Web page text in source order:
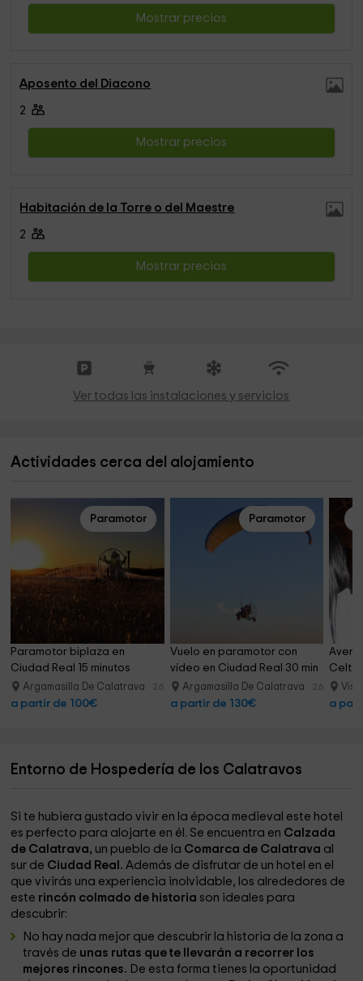
Mostrar precios
Aposento del Diacono
2
Mostrar precios
Habitación de la Torre o del Maestre
2
Mostrar precios
Ver todas las instalaciones y servicios
Actividades cerca del alojamiento
Paramotor
Paramotor biplaza en
Ciudad Real 15 minutos
Argamasilla De Calatrava 26.6 km
a partir de 100€
Paramotor
Vuelo en paramotor con
vídeo en Ciudad Real 30 min
Argamasilla De Calatrava 26.6 km
a partir de 130€
Celta
a
Entorno de Hospedería de los Calatravos
Si te hubiera gustado vivir en la época medieval este hotel
es perfecto para alojarte en él. Se encuentra en Calzada
de Calatrava, un pueblo de la Comarca de Calatrava al
sur de Ciudad Real. Además de disfrutar de un hotel en el
que vivirás una experiencia inolvidable, los alrededores de
este rincón colmado de historia son ideales para
descubrir:
No hay nada mejor que descubrir la historia de la zona a
través de unas rutas que te llevarán a recorrer los
mejores rincones. De esta forma tienes la oportunidad